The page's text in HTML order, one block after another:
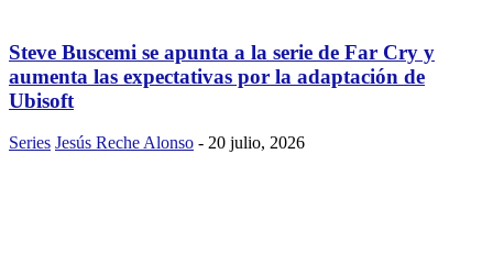
Steve Buscemi se apunta a la serie de Far Cry y
aumenta las expectativas por la adaptación de
Ubisoft
Series Jesús Reche Alonso - 20 julio, 2026